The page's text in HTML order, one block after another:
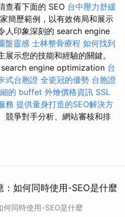
查看下面的 SEO 台中壓力舒緩
簡歷範例，以有效佈局和展示
人印象深刻的 search engine
盤靈感 士林整骨療程 如何找到
展示您的技能和經驗的關鍵。
search engine optimization 台
式台胞證 全瓷冠的優勢 台胞證
的 buffet 外燴價格資訊 SSL
務 提供量身打造的SEO解決方
競爭對手分析、網站審核和排
：如何同時使用-SEO是什麼
何同時使用-SEO是什麼